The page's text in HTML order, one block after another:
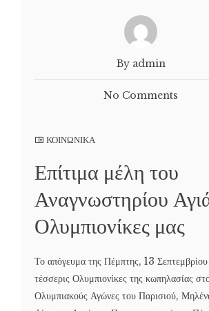
By admin
No Comments
ΚΟΙΝΩΝΙΚΑ
Επίτιμα μέλη του
Αναγνωστηρίου
Ολυμπιονίκες μας
Το απόγευμα της Πέμπτης, 13
τέσσερις Ολυμπιονίκες της κωπηλασίας
Ολυμπιακούς Αγώνες του Παρισιού,